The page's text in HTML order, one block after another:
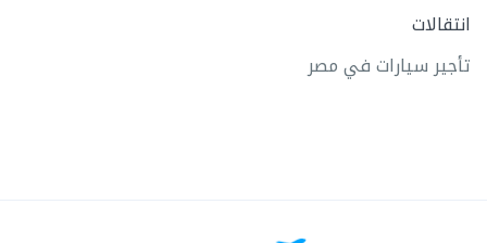
انتقالات
تأجير سيارات في مصر